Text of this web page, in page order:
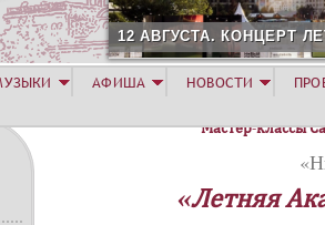
12 АВГУСТА. КОНЦЕРТ
Мастер-классы
«Летняя
АФИША НОВОСТИ